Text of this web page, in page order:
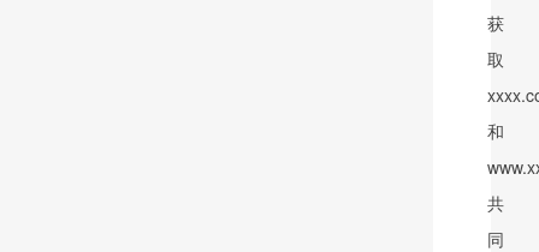
获
取
和
共
同